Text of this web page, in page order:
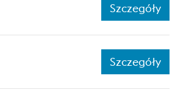
Szczegóły
Szczegóły